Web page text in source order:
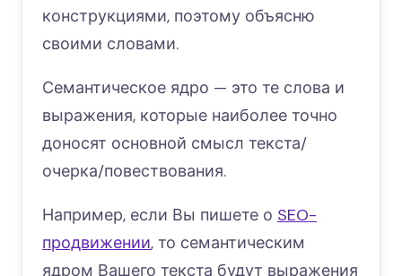
конструкциями, поэтому объясню
своими словами.
Семантическое ядро — это те слова и
выражения, которые наиболее точно
доносят основной смысл текста/
очерка/повествования.
Например, если Вы пишете о SEO-
продвижении, то семантическим
ядром Вашего текста будут выражения